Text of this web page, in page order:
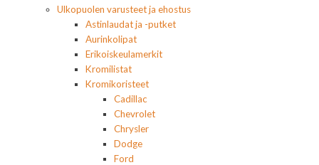
Ulkopuolen varusteet ja ehostus
Astinlaudat ja -putket
Aurinkolipat
Erikoiskeulamerkit
Kromilistat
Kromikoristeet
Cadillac
Chevrolet
Chrysler
Dodge
Ford